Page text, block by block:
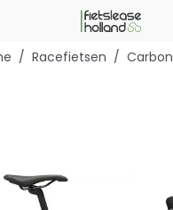
Trek Domane SL 7 Gen 4
/ Racefietsen /